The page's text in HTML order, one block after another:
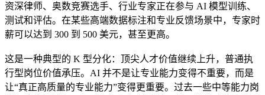
资深律师、奥数竞赛选手、行业专家正在参与 AI 模型训练、
测试和评估。在某些高端数据标注和专业反馈场景中，专家时
薪可以达到 300 到 500 美元，甚至更高。
这是一种典型的 K 型分化：顶尖人才价值继续上升，普通执
行型岗位价值承压。AI 并不是让专业能力变得不重要，而是
让“真正高质量的专业能力”变得更重要。过去一些中等能力岗